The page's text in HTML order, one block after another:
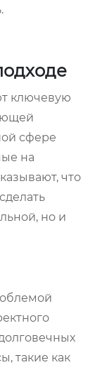
ключевую
сфере
на
что
но и
такие как